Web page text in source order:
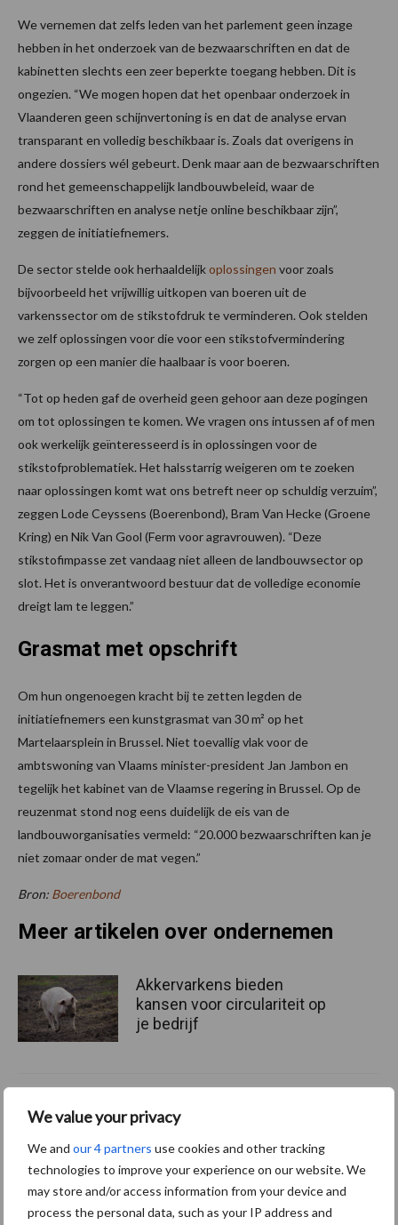
We value your privacy
We and our 4 partners use cookies and other tracking
technologies to improve your experience on our website. We
may store and/or access information from your device and
process the personal data, such as your IP address and
We vernemen dat zelfs leden van het parlement geen inzage
hebben in het onderzoek van de bezwaarschriften en dat de
kabinetten slechts een zeer beperkte toegang hebben. Dit is
ongezien. “We mogen hopen dat het openbaar onderzoek in
Vlaanderen geen schijnvertoning is en dat de analyse ervan
transparant en volledig beschikbaar is. Zoals dat overigens in
andere dossiers wél gebeurt. Denk maar aan de bezwaarschriften
rond het gemeenschappelijk landbouwbeleid, waar de
bezwaarschriften en analyse netje online beschikbaar zijn”,
zeggen de initiatiefnemers.
De sector stelde ook herhaaldelijkoplossingen voor zoals
bijvoorbeeld het vrijwillig uitkopen van boeren uit de
varkenssector om de stikstofdruk te verminderen. Ook stelden
we zelf oplossingen voor die voor een stikstofvermindering
zorgen op een manier die haalbaar is voor boeren.
“Tot op heden gaf de overheid geen gehoor aan deze pogingen
om tot oplossingen te komen. We vragen ons intussen af of men
ook werkelijk geïnteresseerd is in oplossingen voor de
stikstofproblematiek. Het halsstarrig weigeren om te zoeken
naar oplossingen komt wat ons betreft neer op schuldig verzuim”,
zeggen Lode Ceyssens (Boerenbond), Bram Van Hecke (Groene
Kring) en Nik Van Gool (Ferm voor agravrouwen). “Deze
stikstofimpasse zet vandaag niet alleen de landbouwsector op
slot. Het is onverantwoord bestuur dat de volledige economie
dreigt lam te leggen.”
Grasmat met opschrift
Om hun ongenoegen kracht bij te zetten legden de
initiatiefnemers een kunstgrasmat van 30 m² op het
Martelaarsplein in Brussel. Niet toevallig vlak voor de
ambtswoning van Vlaams minister-president Jan Jambon en
tegelijk het kabinet van de Vlaamse regering in Brussel. Op de
reuzenmat stond nog eens duidelijk de eis van de
landbouworganisaties vermeld: “20.000 bezwaarschriften kan je
niet zomaar onder de mat vegen.”
Bron: Boerenbond
Meer artikelen over ondernemen
Akkervarkens bieden
kansen voor circulariteit op
je bedrijf
volgens Brouns past enige
Belgische